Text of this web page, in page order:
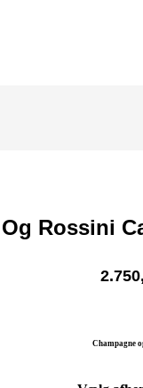
Rossini
Champagne